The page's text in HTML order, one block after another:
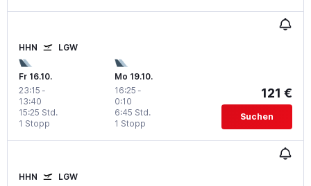
HHN LGW
Fr 16.10.
23:15 -
13:40
1 Stopp
15:25 Std.
Mo 19.10.
16:25 -
0:10
1 Stopp
6:45 Std.
121 €
Suchen
HHN LGW